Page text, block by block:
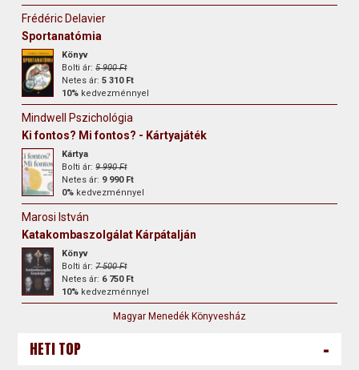
Frédéric Delavier
Sportanatómia
Könyv
Bolti ár:5 900 Ft
Netes ár:5 310 Ft
10% kedvezménnyel
Mindwell Pszichológia
Ki fontos? Mi fontos? - Kártyajáték
Kártya
Bolti ár:9 990 Ft
Netes ár: 9 990 Ft
0% kedvezménnyel
Marosi István
Katakombaszolgálat Kárpátalján
Könyv
Bolti ár:7 500 Ft
Netes ár: 6 750 Ft
10% kedvezménnyel
Magyar Menedék Könyvesház
HETI TOP -